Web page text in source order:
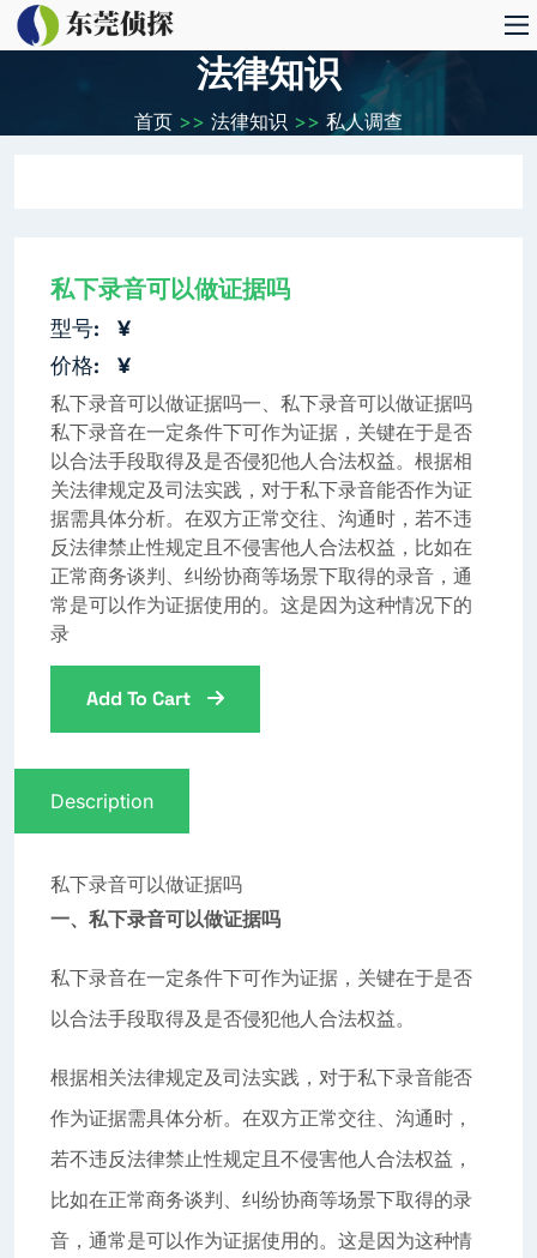
法律知识
首页 >> 法律知识 >> 私人调查
私下录音可以做证据吗
型号:
¥
价格:
¥
私下录音可以做证据吗一、私下录音可以做证据吗
私下录音在一定条件下可作为证据，关键在于是否
以合法手段取得及是否侵犯他人合法权益。根据相
关法律规定及司法实践，对于私下录音能否作为证
据需具体分析。在双方正常交往、沟通时，若不违
反法律禁止性规定且不侵害他人合法权益，比如在
正常商务谈判、纠纷协商等场景下取得的录音，通
常是可以作为证据使用的。这是因为这种情况下的
录
Add To Cart
Description
私下录音可以做证据吗
一、私下录音可以做证据吗
私下录音在一定条件下可作为证据，关键在于是否
以合法手段取得及是否侵犯他人合法权益。
根据相关法律规定及司法实践，对于私下录音能否
作为证据需具体分析。在双方正常交往、沟通时，
若不违反法律禁止性规定且不侵害他人合法权益，
比如在正常商务谈判、纠纷协商等场景下取得的录
音，通常是可以作为证据使用的。这是因为这种情